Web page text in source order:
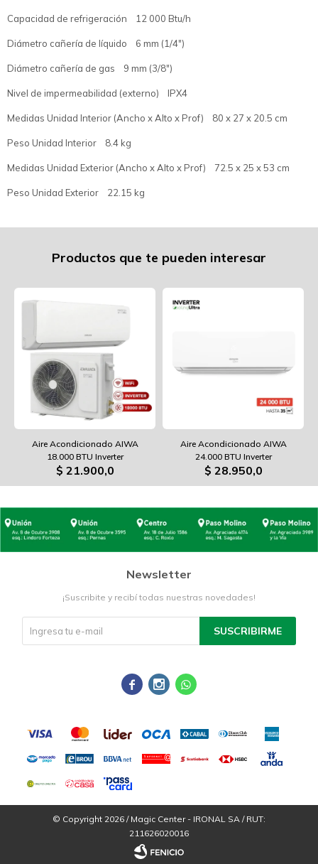
Capacidad de refrigeración 12 000 Btu/h
Diámetro cañería de líquido 6 mm (1/4")
Diámetro cañería de gas 9 mm (3/8")
Nivel de impermeabilidad (externo) IPX4
Medidas Unidad Interior (Ancho x Alto x Prof) 80 x 27 x 20.5 cm
Peso Unidad Interior 8.4 kg
Medidas Unidad Exterior (Ancho x Alto x Prof) 72.5 x 25 x 53 cm
Peso Unidad Exterior 22.15 kg
Productos que te pueden interesar
Aire Acondicionado AIWA
18.000 BTU Inverter
$ 21.900,0
Aire Acondicionado AIWA
24.000 BTU Inverter
$ 28.950,0
Newsletter
¡Suscribite y recibí todas nuestras novedades!
SUSCRIBIRME
  
© Copyright 2026 / Magic Center - IRONAL SA / RUT:
211626020016